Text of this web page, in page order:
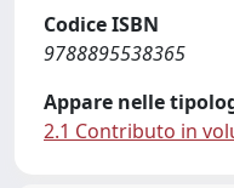
Codice ISBN
9788895538365
Appare nelle
2.1 Contributo in